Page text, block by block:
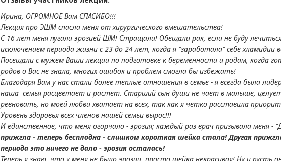
Ирина, ОГРОМНОЕ Вам СПАСИБО!!!
Лекция про ЭШМ спасла меня от хирургического вмешательства!
С 16 лет меня пугали эрозией ШМ! Стращали! Обещали рак, если не буду
исключением периода жизни с 23 до 24 лет, когда я "заработала" себе хламидии
Посещали с мужем Ваши лекции по подготовке к беременности и родам, когда
родов о Вас не знала, многих ошибок и проблем смогла бы избежать!
Благодаря Вам у нас стали более теплые отношения в семье - я всегда была
наша семья расцветает и растет. Старший сын души не чает в малыше,
ревновать, но моей любви хватает на всех, так как я четко расставила
Уровень здоровья всех членов нашей семьи вырос!!!
И единственное, что меня огорчало - эрозия; каждый раз врач призывала меня
прижгла - теперь бесплодна - слишком короткая шейка стала! Другая
периода это ничего не дало - эрозия осталась!